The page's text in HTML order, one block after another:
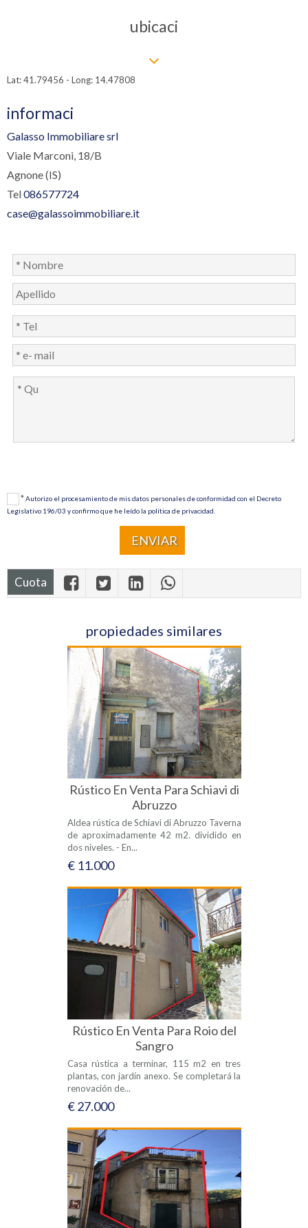
ubicaci
Lat: 41.79456 - Long: 14.47808
informaci
Galasso Immobiliare srl
Viale Marconi, 18/B
Agnone (IS)
Tel086577724
case@galassoimmobiliare.it
*Autorizo ​​el procesamiento de mis datos personales de conformidad con el Decreto
Legislativo 196/03 y confirmo que he leído la política de privacidad.
Cuota
propiedades similares
Rústico En Venta Para Schiavi di
Abruzzo
Aldea rústica de Schiavi di Abruzzo Taverna
de aproximadamente 42 m2. dividido en
dos niveles. - En...
€ 11.000
Rústico En Venta Para Roio del
Sangro
Casa rústica a terminar, 115 m2 en tres
plantas, con jardín anexo. Se completará la
renovación de...
€ 27.000